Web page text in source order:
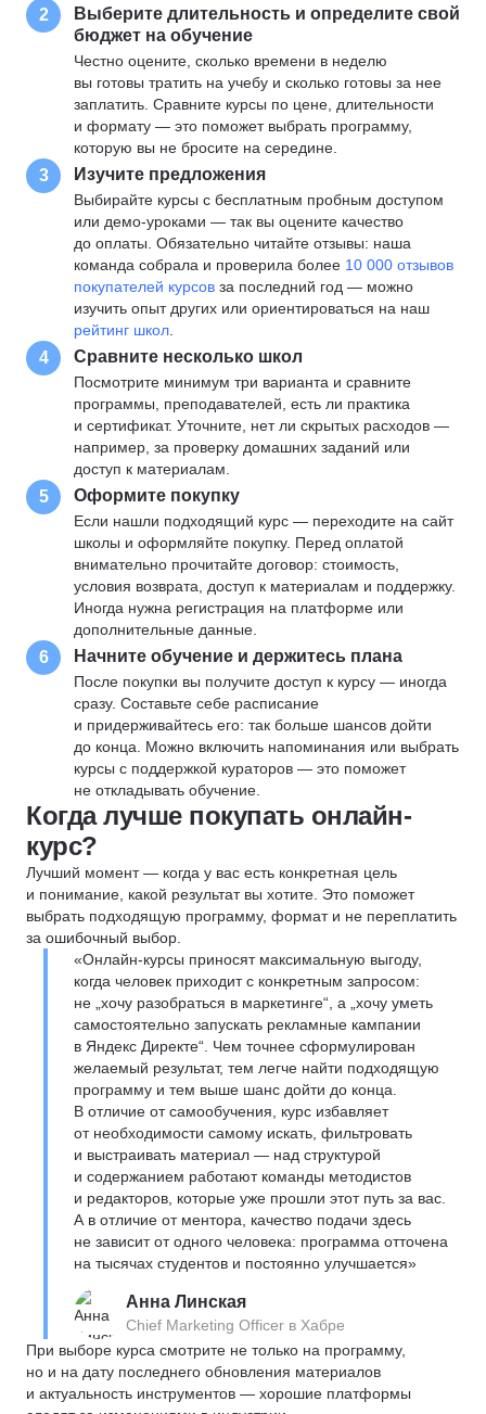
2
Выберите длительность и определите свой
бюджет на обучение
Честно оцените, сколько времени в неделю
вы готовы тратить на учебу и сколько готовы за нее
заплатить. Сравните курсы по цене, длительности
и формату — это поможет выбрать программу,
которую вы не бросите на середине.
3 Изучите предложения
Выбирайте курсы с бесплатным пробным доступом
или демо-уроками — так вы оцените качество
до оплаты. Обязательно читайте отзывы: наша
команда собрала и проверила более 10 000 отзывов
покупателей курсов за последний год — можно
изучить опыт других или ориентироваться на наш
рейтинг школ
4 Сравните несколько школ
Посмотрите минимум три варианта и сравните
программы, преподавателей, есть ли практика
и сертификат. Уточните, нет ли скрытых расходов —
например, за проверку домашних заданий или
доступ к материалам.
5 Оформите покупку
Если нашли подходящий курс — переходите на сайт
школы и оформляйте покупку. Перед оплатой
внимательно прочитайте договор: стоимость,
условия возврата, доступ к материалам и поддержку.
Иногда нужна регистрация на платформе или
дополнительные данные.
6 Начните обучение и держитесь плана
После покупки вы получите доступ к курсу — иногда
сразу. Составьте себе расписание
и придерживайтесь его: так больше шансов дойти
до конца. Можно включить напоминания или выбрать
курсы с поддержкой кураторов — это поможет
не откладывать обучение.
Когда лучше покупать онлайн-
курс?
Лучший момент — когда у вас есть конкретная цель
и понимание, какой результат вы хотите. Это поможет
выбрать подходящую программу, формат и не переплатить
за ошибочный выбор.
«Онлайн-курсы приносят максимальную выгоду,
когда человек приходит с конкретным запросом:
не „хочу разобраться в маркетинге“, а „хочу уметь
самостоятельно запускать рекламные кампании
в Яндекс Директе“. Чем точнее сформулирован
желаемый результат, тем легче найти подходящую
программу и тем выше шанс дойти до конца.
В отличие от самообучения, курс избавляет
от необходимости самому искать, фильтровать
и выстраивать материал — над структурой
и содержанием работают команды методистов
и редакторов, которые уже прошли этот путь за вас.
А в отличие от ментора, качество подачи здесь
не зависит от одного человека: программа отточена
на тысячах студентов и постоянно улучшается»
Анна Линская
Chief Marketing Officer в Хабре
При выборе курса смотрите не только на программу,
но и на дату последнего обновления материалов
и актуальность инструментов — хорошие платформы